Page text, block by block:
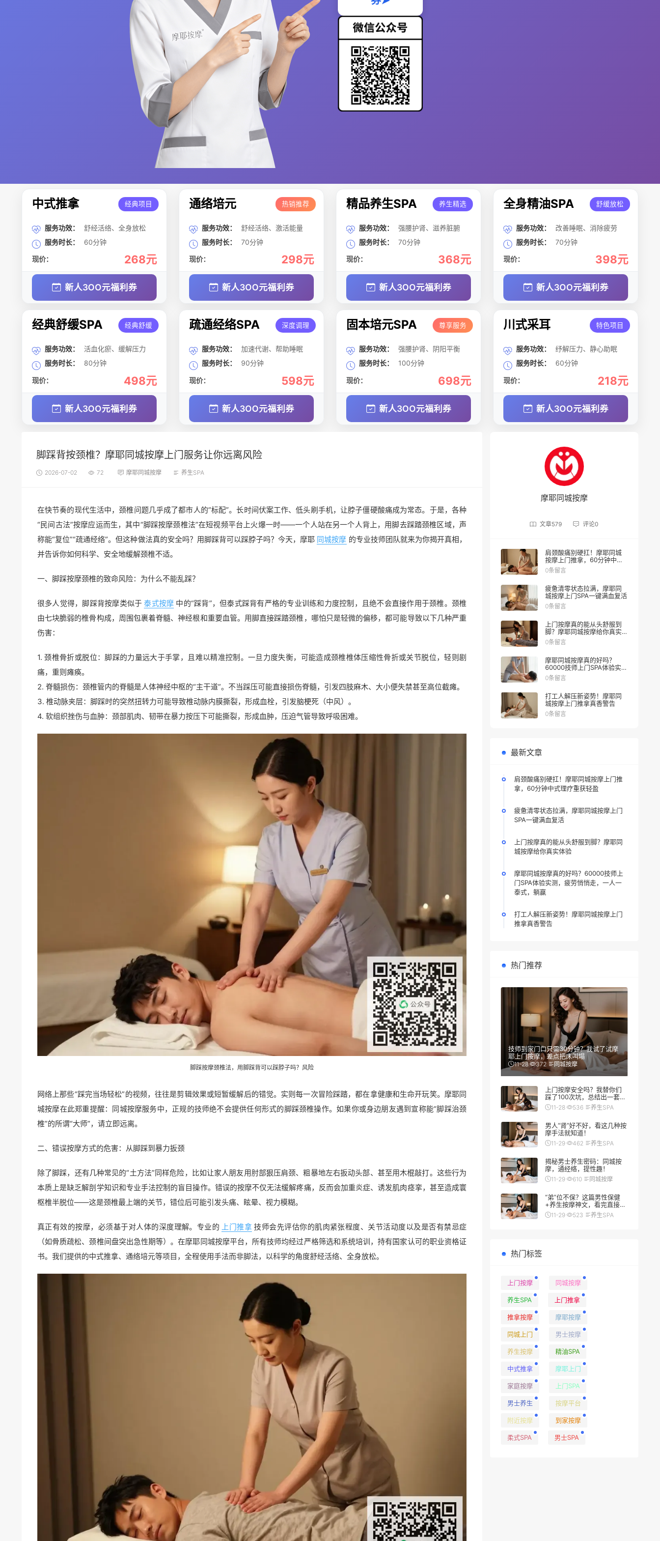
中式推拿 经典项目
服务功效：
舒经活络、全身放松
服务时长：
60分钟
现价： 268元
新人3OO元福利券
通络培元 热销推荐
服务功效：
舒经活络、激活能量
服务时长：
70分钟
现价： 298元
新人3OO元福利券
精品养生SPA 养生精选
服务功效：
强腰护肾、滋养脏腑
服务时长：
70分钟
现价： 368元
新人3OO元福利券
全身精油SPA 舒缓放松
服务功效：
改善睡眠、消除疲劳
服务时长：
70分钟
现价： 398元
新人3OO元福利券
经典舒缓SPA 经典舒缓
服务功效：
活血化瘀、缓解压力
服务时长：
80分钟
现价： 498元
新人3OO元福利券
疏通经络SPA 深度调理
服务功效：
加速代谢、帮助睡眠
服务时长：
90分钟
现价： 598元
新人3OO元福利券
固本培元SPA 尊享服务
服务功效：
强腰护肾、阴阳平衡
服务时长：
100分钟
现价： 698元
新人3OO元福利券
川式采耳 特色项目
服务功效：
纾解压力、静心助眠
服务时长：
60分钟
现价： 218元
新人3OO元福利券
脚踩背按颈椎？摩耶同城按摩上门服务让你远离风险
2026-07-02 72 摩耶同城按摩 养生SPA
在快节奏的现代生活中，颈椎问题几乎成了都市人的“标配”。长时间伏案工作、低头刷手机，让脖子僵硬酸痛成为常态。于是，各种
“民间古法”按摩应运而生，其中“脚踩按摩颈椎法”在短视频平台上火爆一时——一个人站在另一个人背上，用脚去踩踏颈椎区域，声
称能“复位”“疏通经络”。但这种做法真的安全吗？用脚踩背可以踩脖子吗？今天，摩耶 同城按摩 的专业技师团队就来为你揭开真相，
并告诉你如何科学、安全地缓解颈椎不适。
一、脚踩按摩颈椎的致命风险：为什么不能乱踩？
很多人觉得，脚踩背按摩类似于 泰式按摩 中的“踩背”，但泰式踩背有严格的专业训练和力度控制，且绝不会直接作用于颈椎。颈椎
由七块脆弱的椎骨构成，周围包裹着脊髓、神经根和重要血管。用脚直接踩踏颈椎，哪怕只是轻微的偏移，都可能导致以下几种严重
伤害：
1. 颈椎骨折或脱位：脚踩的力量远大于手掌，且难以精准控制。一旦力度失衡，可能造成颈椎椎体压缩性骨折或关节脱位，轻则剧
痛，重则瘫痪。
2. 脊髓损伤：颈椎管内的脊髓是人体神经中枢的“主干道”。不当踩压可能直接损伤脊髓，引发四肢麻木、大小便失禁甚至高位截瘫。
3. 椎动脉夹层：脚踩时的突然扭转力可能导致椎动脉内膜撕裂，形成血栓，引发脑梗死（中风）。
4. 软组织挫伤与血肿：颈部肌肉、韧带在暴力按压下可能撕裂，形成血肿，压迫气管导致呼吸困难。
脚踩按摩颈椎法，用脚踩背可以踩脖子吗？风险
网络上那些“踩完当场轻松”的视频，往往是剪辑效果或短暂缓解后的错觉。实则每一次冒险踩踏，都在拿健康和生命开玩笑。摩耶同
城按摩在此郑重提醒：同城按摩服务中，正规的技师绝不会提供任何形式的脚踩颈椎操作。如果你或身边朋友遇到宣称能“脚踩治颈
椎”的所谓“大师”，请立即远离。
二、错误按摩方式的危害：从脚踩到暴力扳颈
除了脚踩，还有几种常见的“土方法”同样危险，比如让家人朋友用肘部狠压肩颈、粗暴地左右扳动头部、甚至用木棍敲打。这些行为
本质上是缺乏解剖学知识和专业手法控制的盲目操作。错误的按摩不仅无法缓解疼痛，反而会加重炎症、诱发肌肉痉挛，甚至造成寰
枢椎半脱位——这是颈椎最上端的关节，错位后可能引发头痛、眩晕、视力模糊。
真正有效的按摩，必须基于对人体的深度理解。专业的 上门推拿 技师会先评估你的肌肉紧张程度、关节活动度以及是否有禁忌症
（如骨质疏松、颈椎间盘突出急性期等）。在摩耶同城按摩平台，所有技师均经过严格筛选和系统培训，持有国家认可的职业资格证
书。我们提供的中式推拿、通络培元等项目，全程使用手法而非脚法，以科学的角度舒经活络、全身放松。
摩耶同城按摩
文章579 评论0
肩颈酸痛别硬扛！摩耶同城
按摩上门推拿，60分钟中式
理疗重获轻盈
0条留言
疲惫清零状态拉满，摩耶同
城按摩上门SPA一键满血复活
0条留言
上门按摩真的能从头舒服到
脚？摩耶同城按摩给你真实
体验
0条留言
摩耶同城按摩真的好吗？
60000技师上门SPA体验实
测，疲劳悄悄走，一人一泰
式，躺赢
0条留言
打工人解压新姿势！摩耶同
城按摩上门推拿真香警告
0条留言
最新文章
肩颈酸痛别硬扛！摩耶同城按摩上门推
拿，60分钟中式理疗重获轻盈
疲惫清零状态拉满，摩耶同城按摩上门
SPA一键满血复活
上门按摩真的能从头舒服到脚？摩耶同
城按摩给你真实体验
摩耶同城按摩真的好吗？60000技师上
门SPA体验实测，疲劳悄悄走，一人一
泰式，躺赢
打工人解压新姿势！摩耶同城按摩上门
推拿真香警告
热门推荐
技师到家门口只需30分钟？我试了试摩
耶上门按摩，差点把床叫塌
11-28 372 同城按摩
上门按摩安全吗？我替你们
踩了100次坑，总结出一套防
翻车秘籍
11-28 536 养生SPA
男人“肾”好不好，看这几种按
摩手法就知道！
11-29 462 养生SPA
揭秘男士养生密码：同城按
摩，通经络，提性趣！
11-29 610 同城按摩
“弟”位不保？这篇男性保健
+养生按摩神文，看完直接硬
（朗）了
11-29 523 养生SPA
热门标签
上门按摩 同城按摩
养生SPA 上门推拿
推拿按摩 摩耶按摩
同城上门 男士按摩
养生按摩 精油SPA
中式推拿 摩耶上门
家庭按摩 上门SPA
男士养生 按摩平台
附近按摩 到家按摩
柔式SPA 男士SPA